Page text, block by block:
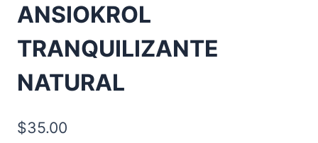
ANSIOKROL
TRANQUILIZANTE
NATURAL
$35.00